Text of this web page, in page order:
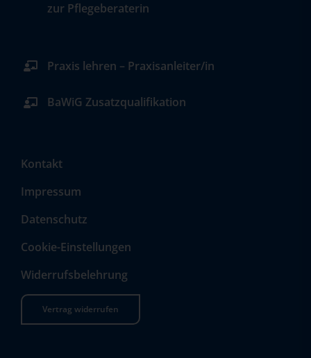
zur Pflegeberaterin
Praxis lehren – Praxisanleiter/in
BaWiG Zusatzqualifikation
Kontakt
Impressum
Datenschutz
Cookie-Einstellungen
Widerrufsbelehrung
Vertrag widerrufen